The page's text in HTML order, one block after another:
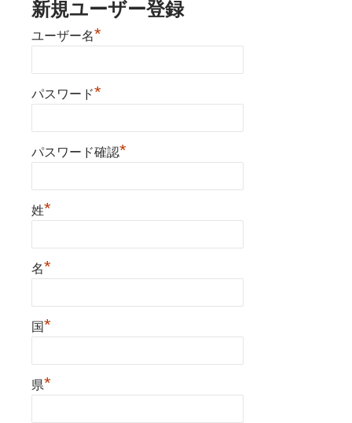
新規ユーザー登録
ユーザー名*
パスワード*
パスワード確認*
姓*
名*
国*
県*